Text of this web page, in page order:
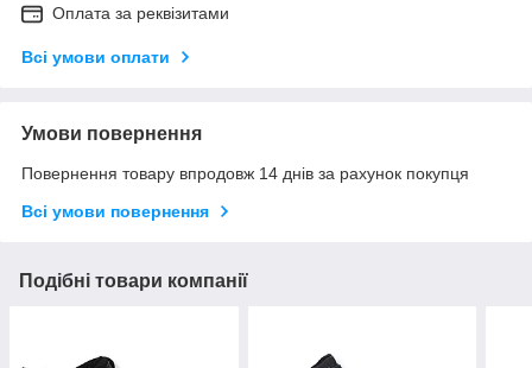
Оплата за реквізитами
Всі умови оплати
Умови повернення
Повернення товару впродовж 14 днів за рахунок покупця
Всі умови повернення
Подібні товари компанії